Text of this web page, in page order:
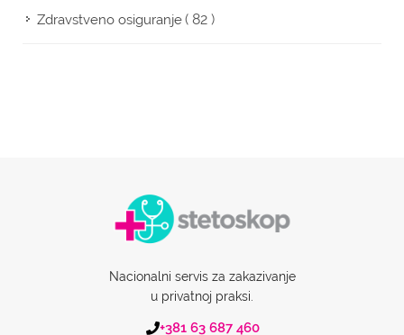
Zdravstveno osiguranje( 82 )
Nacionalni servis za zakazivanje
u privatnoj praksi.
+381 63 687 460